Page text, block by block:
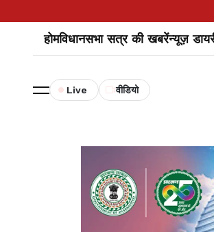
होमविधानसभा सत्र की खबरेंन्यूज़
Live वीडियो